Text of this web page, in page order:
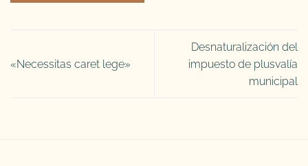
«Necessitas caret lege»
Desnaturalización del
impuesto de plusvalía
municipal